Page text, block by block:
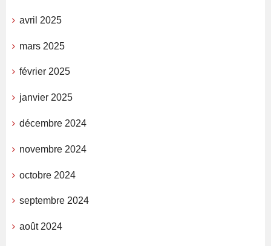
avril 2025
mars 2025
février 2025
janvier 2025
décembre 2024
novembre 2024
octobre 2024
septembre 2024
août 2024